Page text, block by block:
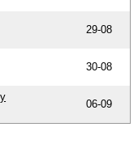
29-08
30-08
06-09